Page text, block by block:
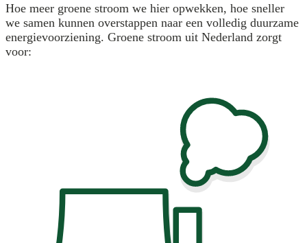
Hoe meer groene stroom we hier opwekken, hoe sneller
we samen kunnen overstappen naar een volledig duurzame
energievoorziening. Groene stroom uit Nederland zorgt
voor: